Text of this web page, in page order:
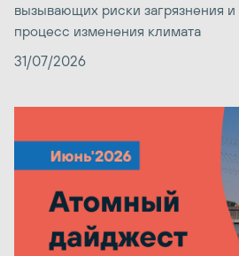
вызывающих риски загрязнения
процесс изменения климата
31/07/2026